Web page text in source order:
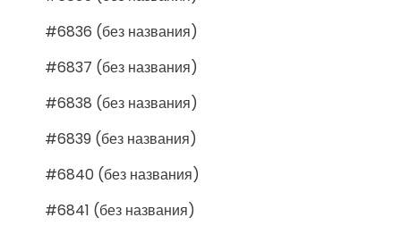
#6836 (без названия)
#6837 (без названия)
#6838 (без названия)
#6839 (без названия)
#6840 (без названия)
#6841 (без названия)